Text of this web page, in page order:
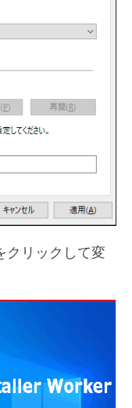
クリックして変